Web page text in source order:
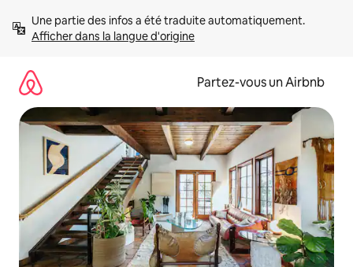
directement
Afficher dans la langue d'origine
Partez-vous un Airbnb